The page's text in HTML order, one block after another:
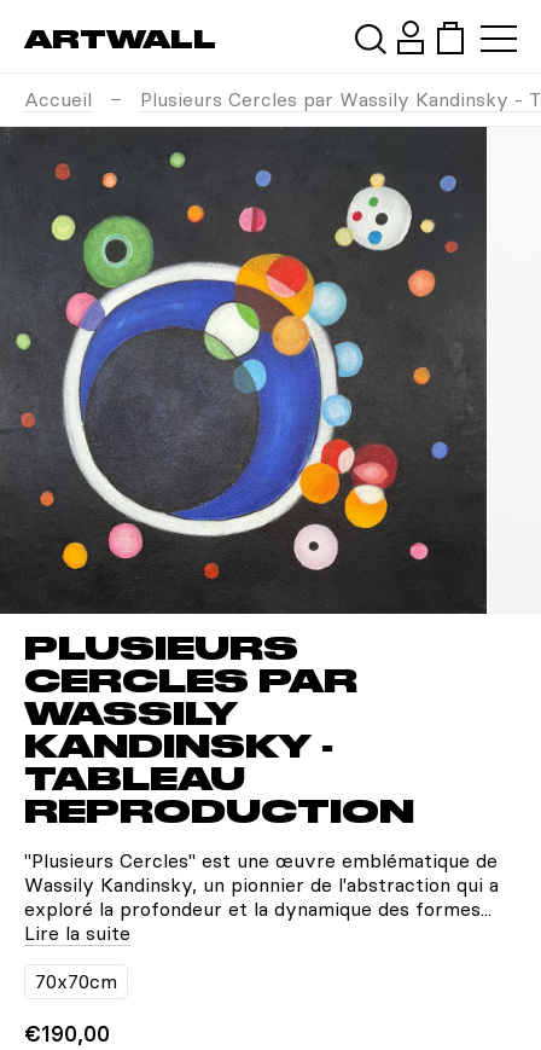
ARTWALL
Rechercher
Accueil Plusieurs Cercles par Wassily Kandinsky -
PLUSIEURS
CERCLES PAR
WASSILY
KANDINSKY -
TABLEAU
REPRODUCTION
"Plusieurs Cercles" est une œuvre emblématique de
Wassily Kandinsky, un pionnier de l'abstraction qui a
exploré la profondeur et la dynamique des formes...
Lire la suite
70x70cm
€190,00